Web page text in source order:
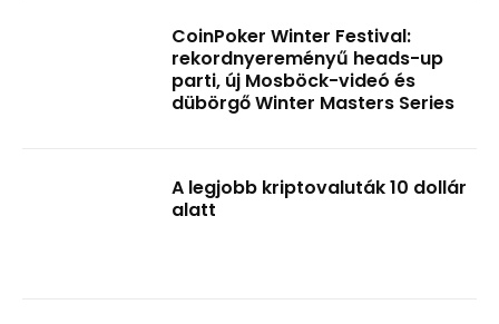
CoinPoker Winter Festival:
rekordnyereményű heads-up
parti, új Mosböck-videó és
dübörgő Winter Masters Series
A legjobb kriptovaluták 10 dollár
alatt